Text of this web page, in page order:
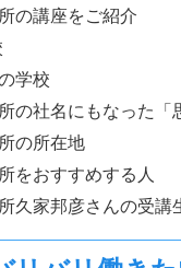
の講座をご紹介
学校
の社名にもなった「
の所在地
をおすすめする人
久家邦彦さんの受講